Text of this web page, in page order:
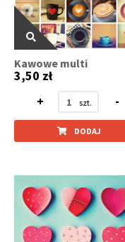
Kawowe multi
3,50 zł
+
-
DODAJ